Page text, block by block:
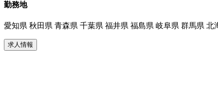
勤務地
愛知県 秋田県 青森県 千葉県 福井県 福島県 岐阜県 群馬県
求人情報